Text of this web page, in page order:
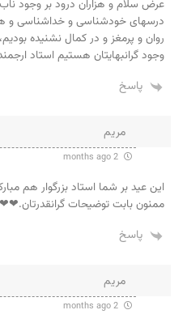
عرض سلام و هزاران درود بر وجود
درسهای خودشناسی و خداشناسی و
روان و پرمغز و در کمال نشنیده
وجود گرانبهایتان هستیم استاد
پاسخ
مریم
این عید بر شما استاد بزرگوار هم
ممنون بابت توضیحات گرانقدرتان.❤❤
پاسخ
مریم